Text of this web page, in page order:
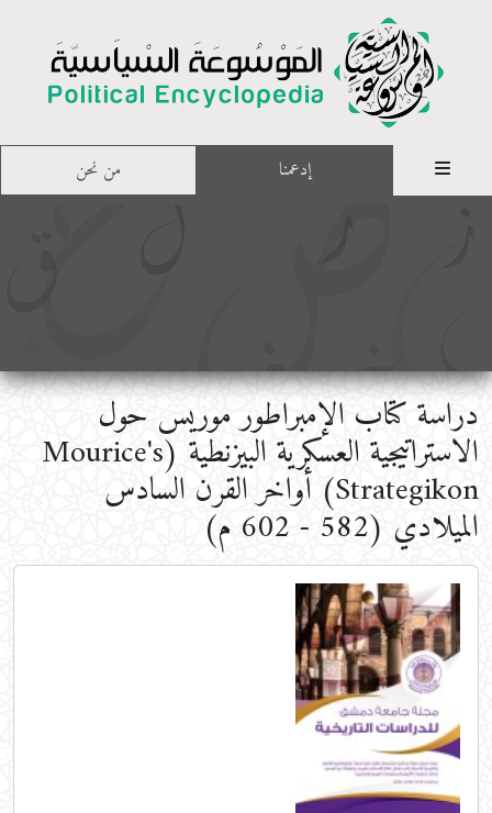
إدعمنا من نحن
دراسة كتاب الإمبراطور موريس حول
الاستراتيجية العسكرية البيزنطية (Mourice's
Strategikon) أواخر القرن السادس
الميلادي (582 - 602 م)